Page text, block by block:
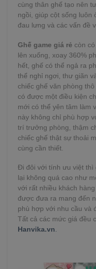
cùng thân ghế tạo nên
ngồi, giúp cột sống luôn
đau lưng và các vấn đề
Ghế game giá rẻ còn
lên xuống, xoay 360%
hết, ghế có thể ngả ra
thể nghỉ ngơi, thư giãn
chiếc ghế văn phòng
có được một điều kiện
mới có thể yên tâm làm
này không chỉ phù hợp
trí trưởng phòng, thậm
chiếc ghế thật sự thoải
cùng cần thiết.
Đi đôi với tính ưu việt thì
lại không quá cao như
với rất nhiều khách
được đưa ra mang đến
phù hợp với nhu cầu và
Tất cả các mức giá đều
Hanvika.vn